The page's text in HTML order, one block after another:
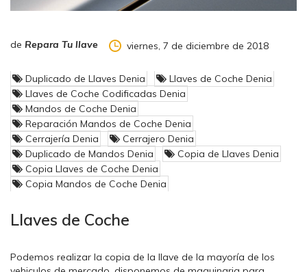
de Repara Tu llave viernes, 7 de diciembre de 2018
Duplicado de Llaves Denia
Llaves de Coche Denia
Llaves de Coche Codificadas Denia
Mandos de Coche Denia
Reparación Mandos de Coche Denia
Cerrajería Denia
Cerrajero Denia
Duplicado de Mandos Denia
Copia de Llaves Denia
Copia Llaves de Coche Denia
Copia Mandos de Coche Denia
Llaves de Coche
Podemos realizar la copia de la llave de la mayoría de los